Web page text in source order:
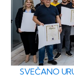
SVEČANO